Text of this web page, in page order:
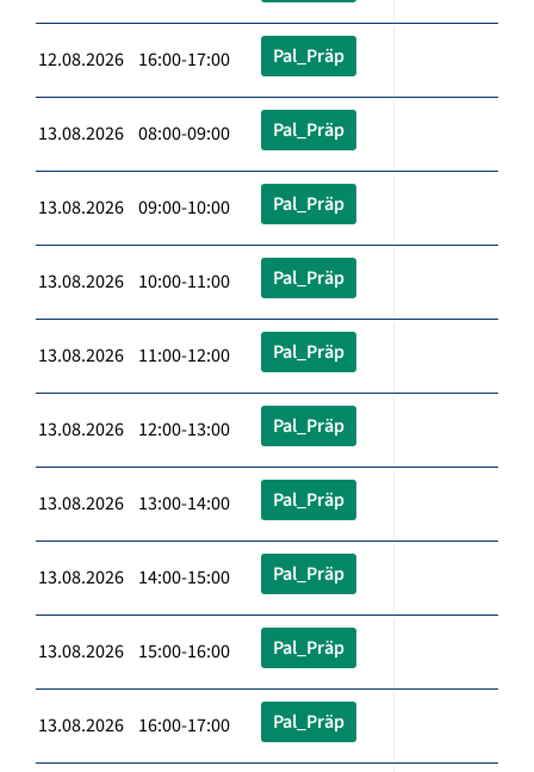
12.08.2026 16:00-17:00 Pal_Präp
13.08.2026 08:00-09:00 Pal_Präp
13.08.2026 09:00-10:00 Pal_Präp
13.08.2026 10:00-11:00 Pal_Präp
13.08.2026 11:00-12:00 Pal_Präp
13.08.2026 12:00-13:00 Pal_Präp
13.08.2026 13:00-14:00 Pal_Präp
13.08.2026 14:00-15:00 Pal_Präp
13.08.2026 15:00-16:00 Pal_Präp
13.08.2026 16:00-17:00 Pal_Präp